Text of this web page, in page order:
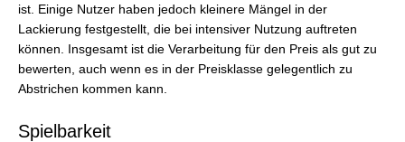
ist. Einige Nutzer haben jedoch kleinere Mängel in der
Lackierung festgestellt, die bei intensiver Nutzung auftreten
können. Insgesamt ist die Verarbeitung für den Preis als gut zu
bewerten, auch wenn es in der Preisklasse gelegentlich zu
Abstrichen kommen kann.
Spielbarkeit